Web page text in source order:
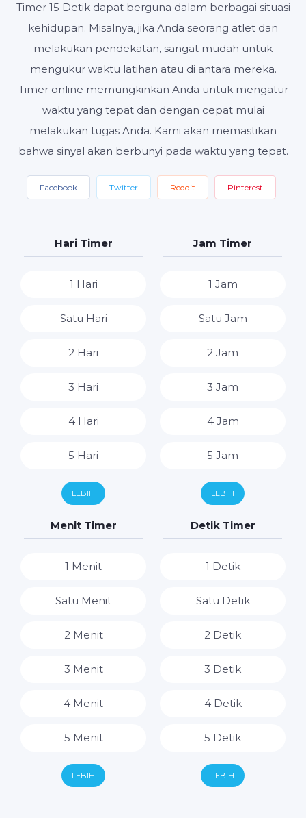
Timer 15 Detik dapat berguna dalam berbagai situasi
kehidupan. Misalnya, jika Anda seorang atlet dan
melakukan pendekatan, sangat mudah untuk
mengukur waktu latihan atau di antara mereka.
Timer online memungkinkan Anda untuk mengatur
waktu yang tepat dan dengan cepat mulai
melakukan tugas Anda. Kami akan memastikan
bahwa sinyal akan berbunyi pada waktu yang tepat.
Facebook Twitter Reddit Pinterest
Hari Timer
1 Hari
Satu Hari
2 Hari
3 Hari
4 Hari
5 Hari
6 Hari
7 Hari
LEBIH
Jam Timer
1 Jam
Satu Jam
2 Jam
3 Jam
4 Jam
5 Jam
6 Jam
7 Jam
14 Jam
LEBIH
Menit Timer
1 Menit
Satu Menit
2 Menit
3 Menit
4 Menit
5 Menit
6 Menit
LEBIH
Detik Timer
1 Detik
Satu Detik
2 Detik
3 Detik
4 Detik
5 Detik
6 Detik
LEBIH
Mulai Setel ulang Pengaturan